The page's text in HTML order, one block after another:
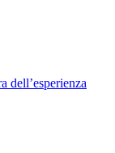
dell’esperienza